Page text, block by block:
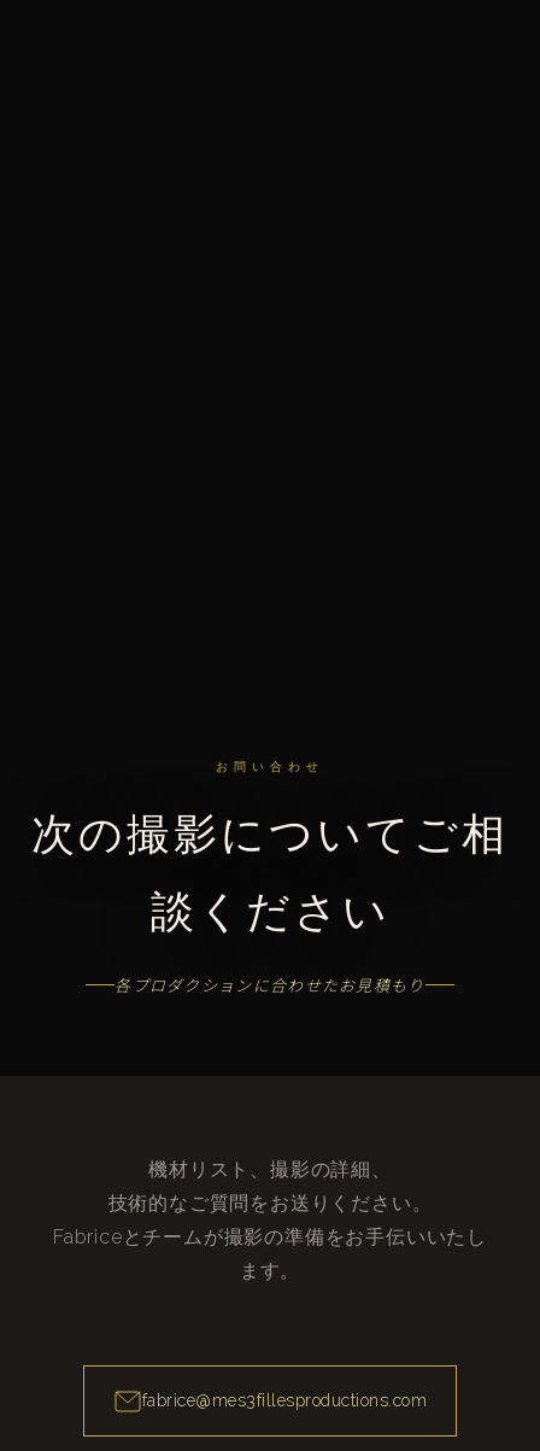
お問い合わせ
次の撮影についてご相
談ください
各プロダクションに合わせたお見積もり
機材リスト、撮影の詳細、
技術的なご質問をお送りください。
Fabriceとチームが撮影の準備をお手伝いいたし
ます。
fabrice@mes3fillesproductions.com